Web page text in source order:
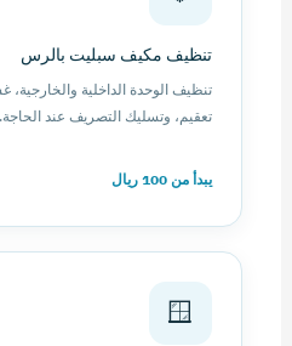
تنظيف مكيف سبليت بالرس
تنظيف الوحدة الداخلية والخارجية،
تعقيم، وتسليك التصريف عند الحاجة.
يبدأ من 100 ريال
🪟